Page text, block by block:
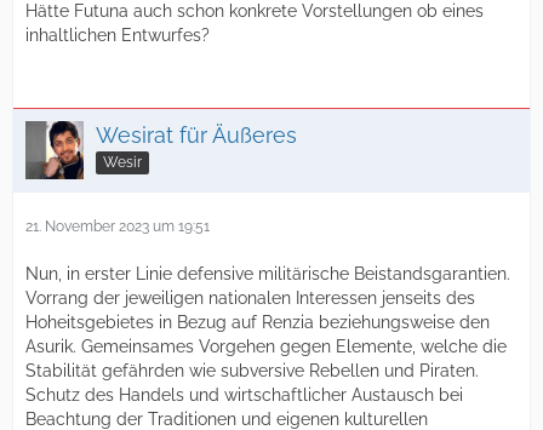
Hätte Futuna auch schon konkrete Vorstellungen ob eines
inhaltlichen Entwurfes?
Wesirat für Äußeres
Wesir
21. November 2023 um 19:51
Nun, in erster Linie defensive militärische Beistandsgarantien.
Vorrang der jeweiligen nationalen Interessen jenseits des
Hoheitsgebietes in Bezug auf Renzia beziehungsweise den
Asurik. Gemeinsames Vorgehen gegen Elemente, welche die
Stabilität gefährden wie subversive Rebellen und Piraten.
Schutz des Handels und wirtschaftlicher Austausch bei
Beachtung der Traditionen und eigenen kulturellen